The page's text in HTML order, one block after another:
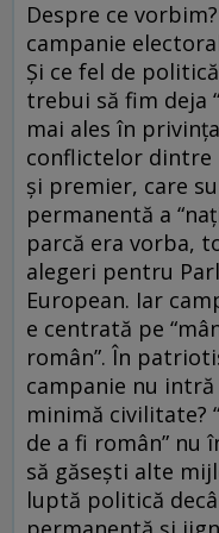
Despre ce
campanie
Şi ce fel de
trebui să fim deja
mai ales în privinţa
conflictelor dintre
şi premier, care
permanentă a
parcă era vorba,
alegeri pentru
European. Iar
e centrată pe
român”. În
campanie nu intră
minimă civilitate?
de a fi român” nu
să găseşti alte
luptă politică